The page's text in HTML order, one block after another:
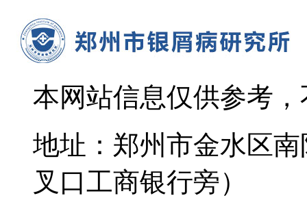
本网站信息仅供参考
地址：郑州市金水区
叉口工商银行旁）